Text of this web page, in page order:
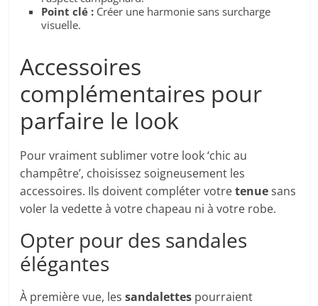
Point clé : Créer une harmonie sans surcharge
visuelle.
Accessoires
complémentaires pour
parfaire le look
Pour vraiment sublimer votre look ‘chic au
champêtre’, choisissez soigneusement les
accessoires. Ils doivent compléter votretenuesans
voler la vedette à votre chapeau ni à votre robe.
Opter pour des sandales
élégantes
À première vue, lessandalettes pourraient